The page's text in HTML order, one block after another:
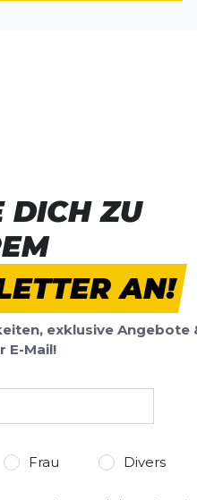
geschützt – es gelten die
DICH ZU
AN!
exklusive Angebote
E-Mail!
Frau Divers